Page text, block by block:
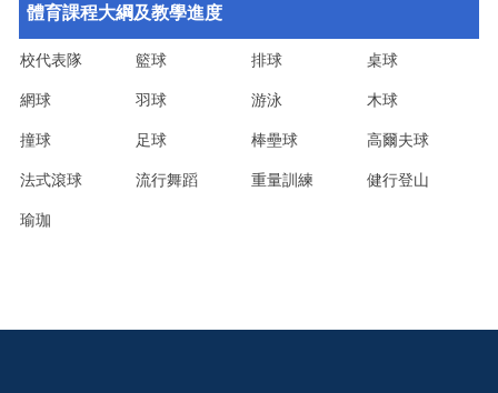
體育課程大綱及教學進度
校代表隊 籃球 排球 桌球
網球 羽球 游泳 木球
撞球 足球 棒壘球 高爾夫球
法式滾球 流行舞蹈 重量訓練 健行登山
瑜珈